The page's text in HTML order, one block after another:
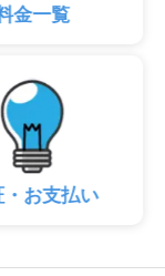
金一覧
・お支払い